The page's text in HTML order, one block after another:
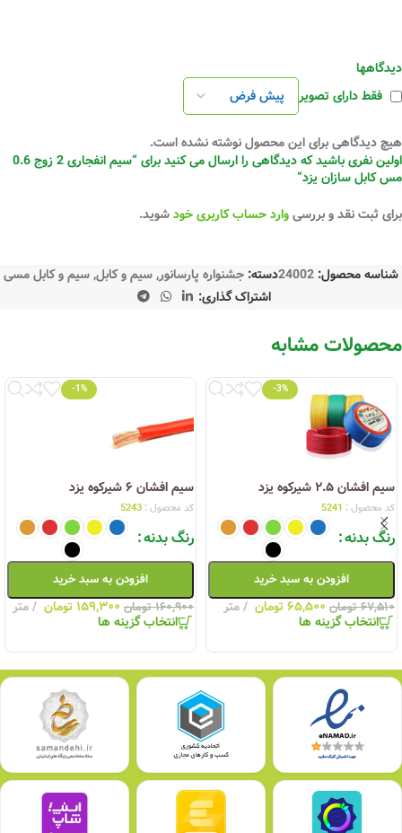
دیدگاهها
فقط دارای تصویر
هیچ دیدگاهی برای این محصول نوشته نشده است.
اولین نفری باشید که دیدگاهی را ارسال می کنید برای “سیم انفجاری 2 زوج 0.6
مس کابل سازان یزد”
برای ثبت نقد و بررسیوارد حساب کاربری خودشوید.
شناسه محصول: 24002دسته: جشنواره پارسانور,سیم و کابل,سیم و کابل مسی
اشتراک گذاری:
محصولات مشابه
-3%
سیم افشان ۲.۵ شیرکوه یزد
کد محصول : 5241
رنگ بدنه
افزودن به سبد خرید
۶۷,۵۱۰ تومان ۶۵,۵۰۰تومان متر
انتخاب گزینه ها
-1%
سیم افشان ۶ شیرکوه یزد
کد محصول : 5243
رنگ بدنه
افزودن به سبد خرید
۱۶۰,۹۰۰ تومان ۱۵۹,۳۰۰ تومان متر
انتخاب گزینه ها